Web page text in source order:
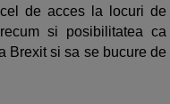
de acces la locuri de
si posibilitatea ca
Brexit si sa se bucure de